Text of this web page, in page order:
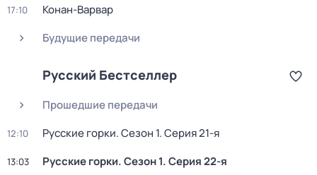
17:10
Конан-Варвар
Будущие передачи
Русский Бестселлер
Прошедшие передачи
12:10 Русские горки. Сезон 1. Серия 21-я
13:03 Русские горки. Сезон 1. Серия 22-я